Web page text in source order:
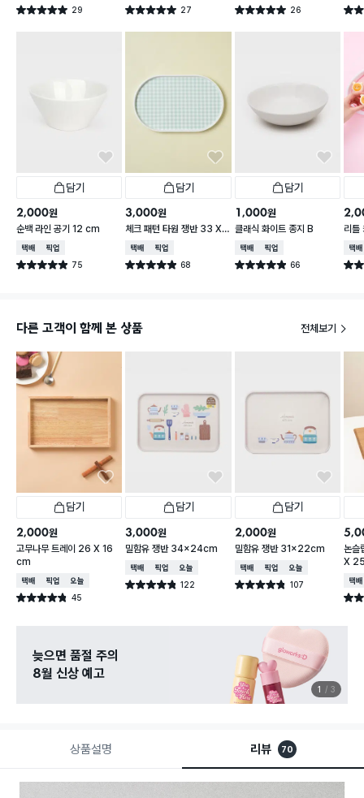
별점 5.0점 29
건 작성 별점 5.0점 27
건 작성 별점 5.0점 26
건 작성 별점
담기
2,000원
순백 라인 공기 12 cm
택배배송매장픽업
별점 4.9점 75
건 작성
담기
3,000원
체크 패턴 타원 쟁반 33 X
21 cm
택배배송매장픽업
별점 4.9점 68
건 작성
담기
1,000원
클래식 화이트 종지 B
택배배송매장픽업
별점 4.9점 66
건 작성
리틀
피
택배
별점
다른 고객이 함께 본 상품 전체보기
담기
2,000원
고무나무 트레이 26 X 16
cm
택배배송매장픽업오늘배송
별점 4.8점 45
건 작성
담기
3,000원
밀함유 쟁반 34x24cm
택배배송매장픽업오늘배송
별점 4.8점 122
건 작성
담기
2,000원
밀함유 쟁반 31x22cm
택배배송매장픽업오늘배송
별점 4.8점 107
건 작성
논슬
X
택배
별점
늦으면 품절 주의
8월 신상 예고
1 3
상품설명 리뷰 70